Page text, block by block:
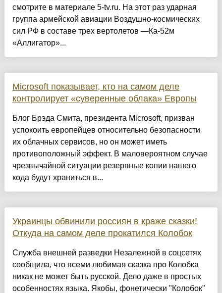
смотрите в материале 5-tv.ru. На этот раз ударная
группа армейской авиации Воздушно-космических
сил РФ в составе трех вертолетов —Ка-52м
«Аллигатор»...
Microsoft показывает, кто на самом деле
контролирует «суверенные облака» Европы
Блог Брэда Смита, президента Microsoft, призван
успокоить европейцев относительно безопасности
их облачных сервисов, но он может иметь
противоположный эффект. В маловероятном случае
чрезвычайной ситуации резервные копии нашего
кода будут храниться в...
Украинцы обвинили россиян в краже сказки!
Откуда на самом деле прокатился Колобок
Служба внешней разведки Незалежной в соцсетях
сообщила, что всеми любимая сказка про Колобка
никак не может быть русской. Дело даже в простых
особенностях языка. Якобы, фонетически "Колобок"